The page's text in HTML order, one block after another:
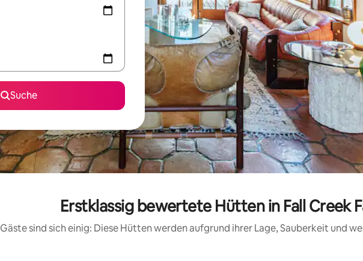
Suche
Erstklassig bewertete Hütten in Fall Creek
Gäste sind sich einig: Diese Hütten werden aufgrund ihrer Lage, Sauberkeit und